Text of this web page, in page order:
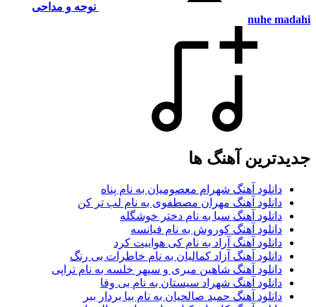
نوحه و مداحی
nuhe madahi
جدیدترین آهنگ ها
دانلود آهنگ شهرام معصومیان به نام پناه
دانلود آهنگ مهران مصطفوی به نام لب تر کن
دانلود آهنگ سیا به نام دختر خوشگله
دانلود آهنگ کوروش به نام فیانسه
دانلود آهنگ آراد به نام کی هواییت کرد
دانلود آهنگ آزاد کمالیان به نام خاطرات بی رنگ
دانلود آهنگ شاهین میری و سپهر خلسه به نام تراپی
دانلود آهنگ شهراد سیستان به نام بی وفا
دانلود آهنگ حمید صالحیان به نام بیا بردار ببر